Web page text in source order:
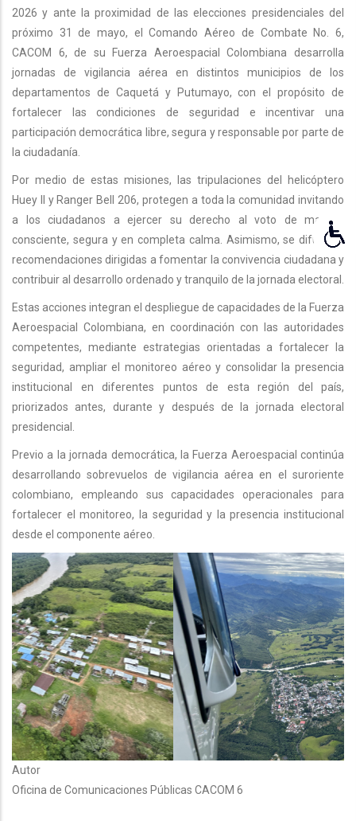
2026 y ante la proximidad de las elecciones presidenciales del
próximo 31 de mayo, el Comando Aéreo de Combate No. 6,
CACOM 6, de su Fuerza Aeroespacial Colombiana desarrolla
jornadas de vigilancia aérea en distintos municipios de los
departamentos de Caquetá y Putumayo, con el propósito de
fortalecer las condiciones de seguridad e incentivar una
participación democrática libre, segura y responsable por parte de
la ciudadanía.
Por medio de estas misiones, las tripulaciones del helicóptero
Huey ll y Ranger Bell 206, protegen a toda la comunidad invitando
a los ciudadanos a ejercer su derecho al voto de manera
consciente, segura y en completa calma. Asimismo, se difunden
recomendaciones dirigidas a fomentar la convivencia ciudadana y
contribuir al desarrollo ordenado y tranquilo de la jornada electoral.
Estas acciones integran el despliegue de capacidades de la Fuerza
Aeroespacial Colombiana, en coordinación con las autoridades
competentes, mediante estrategias orientadas a fortalecer la
seguridad, ampliar el monitoreo aéreo y consolidar la presencia
institucional en diferentes puntos de esta región del país,
priorizados antes, durante y después de la jornada electoral
presidencial.
Previo a la jornada democrática, la Fuerza Aeroespacial continúa
desarrollando sobrevuelos de vigilancia aérea en el suroriente
colombiano, empleando sus capacidades operacionales para
fortalecer el monitoreo, la seguridad y la presencia institucional
desde el componente aéreo.
Autor
Oficina de Comunicaciones Públicas CACOM 6